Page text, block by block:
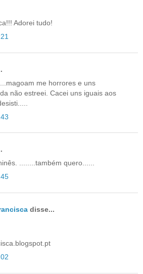
Adorei tudo!
me horrores e uns
não estreei. Cacei uns iguais aos
........também quero......
disse...